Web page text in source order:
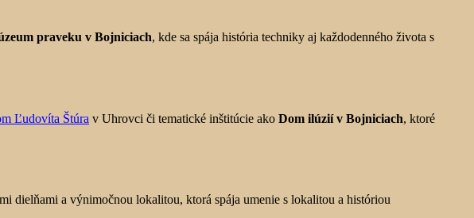
praveku v Bojniciach, kde sa spája história techniky aj každodenného života s
Ľudovíta Štúra v Uhrovci či tematické inštitúcie ako Dom ilúzií v Bojniciach, ktoré
dielňami a výnimočnou lokalitou, ktorá spája umenie s lokalitou a históriou